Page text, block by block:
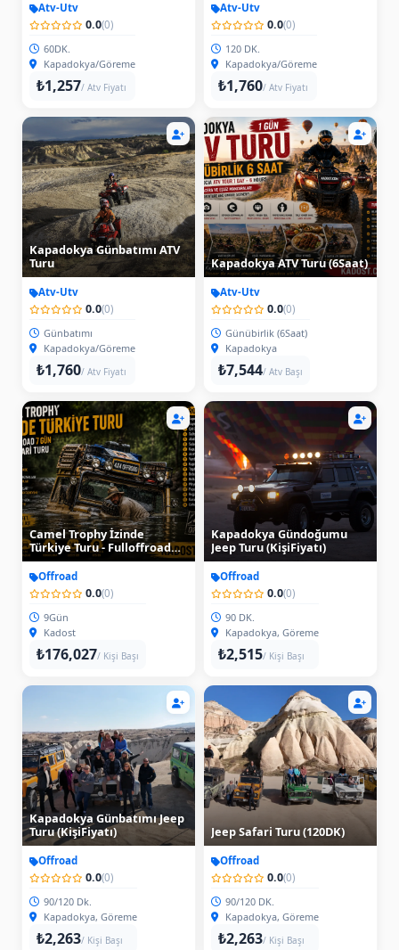
Atv-Utv
0.0(0)
60DK.
Kapadokya/Göreme
₺1,257/ Atv Fiyatı
Atv-Utv
0.0(0)
120 DK.
Kapadokya/Göreme
₺1,760/ Atv Fiyatı
Kapadokya Günbatımı ATV
Turu
Atv-Utv
0.0(0)
Günbatımı
Kapadokya/Göreme
₺1,760/ Atv Fiyatı
Kapadokya ATV Turu (6Saat)
Atv-Utv
0.0(0)
Günübirlik (6Saat)
Kapadokya
₺7,544/ Atv Başı
Camel Trophy İzinde
Türkiye Turu - Fulloffroad
9Gün
Offroad
0.0(0)
9Gün
Kadost
₺176,027/ Kişi Başı
Kapadokya Gündoğumu
Jeep Turu (KişiFiyatı)
Offroad
0.0(0)
90 DK.
Kapadokya, Göreme
₺2,515/ Kişi Başı
Kapadokya Günbatımı Jeep
Turu (KişiFiyatı)
Offroad
0.0(0)
90/120 Dk.
Kapadokya, Göreme
₺2,263/ Kişi Başı
Jeep Safari Turu (120DK)
Offroad
0.0(0)
90/120 DK.
Kapadokya, Göreme
₺2,263/ Kişi Başı